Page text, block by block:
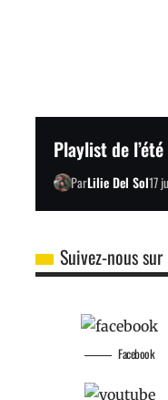
Playlist de
ParLilie Del Sol17
Suivez-nous
Facebook